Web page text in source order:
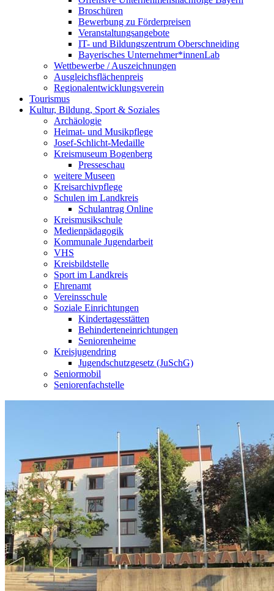
Broschüren
Bewerbung zu Förderpreisen
Veranstaltungsangebote
IT- und Bildungszentrum Oberschneiding
Bayerisches Unternehmer*innenLab
Wettbewerbe / Auszeichnungen
Ausgleichsflächenpreis
Regionalentwicklungsverein
Tourismus
Kultur, Bildung, Sport & Soziales
Archäologie
Heimat- und Musikpflege
Josef-Schlicht-Medaille
Kreismuseum Bogenberg
Presseschau
weitere Museen
Kreisarchivpflege
Schulen im Landkreis
Schulantrag Online
Kreismusikschule
Medienpädagogik
Kommunale Jugendarbeit
VHS
Kreisbildstelle
Sport im Landkreis
Ehrenamt
Vereinsschule
Soziale Einrichtungen
Kindertagesstätten
Behinderteneinrichtungen
Seniorenheime
Kreisjugendring
Jugendschutzgesetz (JuSchG)
Seniormobil
Seniorenfachstelle